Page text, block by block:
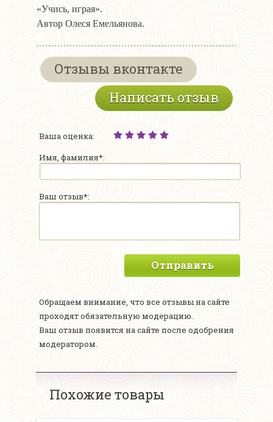
«Учись, играя».
Автор Олеся Емельянова.
Отзывы вконтакте
Написать отзыв
Ваша оценка:
Имя, фамилия*:
Ваш отзыв*:
Отправить
Обращаем внимание, что все отзывы на сайте
проходят обязательную модерацию.
Ваш отзыв появится на сайте после одобрения
модератором.
Похожие товары